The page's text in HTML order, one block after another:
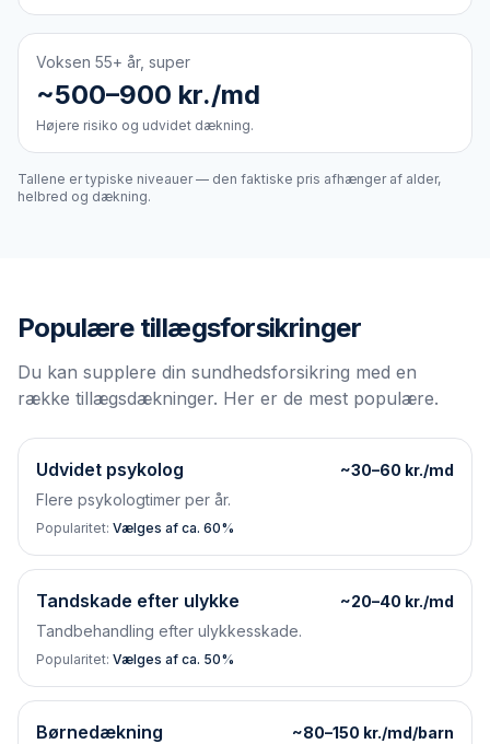
Voksen 55+ år, super
~500–900 kr./md
Højere risiko og udvidet dækning.
Tallene er typiske niveauer — den faktiske pris afhænger af alder,
helbred og dækning.
Populære tillægsforsikringer
Du kan supplere din sundhedsforsikring med en
række tillægsdækninger. Her er de mest populære.
Udvidet psykolog
~30–60 kr./md
Flere psykologtimer per år.
Popularitet: Vælges af ca. 60%
Tandskade efter ulykke
~20–40 kr./md
Tandbehandling efter ulykkesskade.
Popularitet: Vælges af ca. 50%
Børnedækning
~80–150 kr./md/barn